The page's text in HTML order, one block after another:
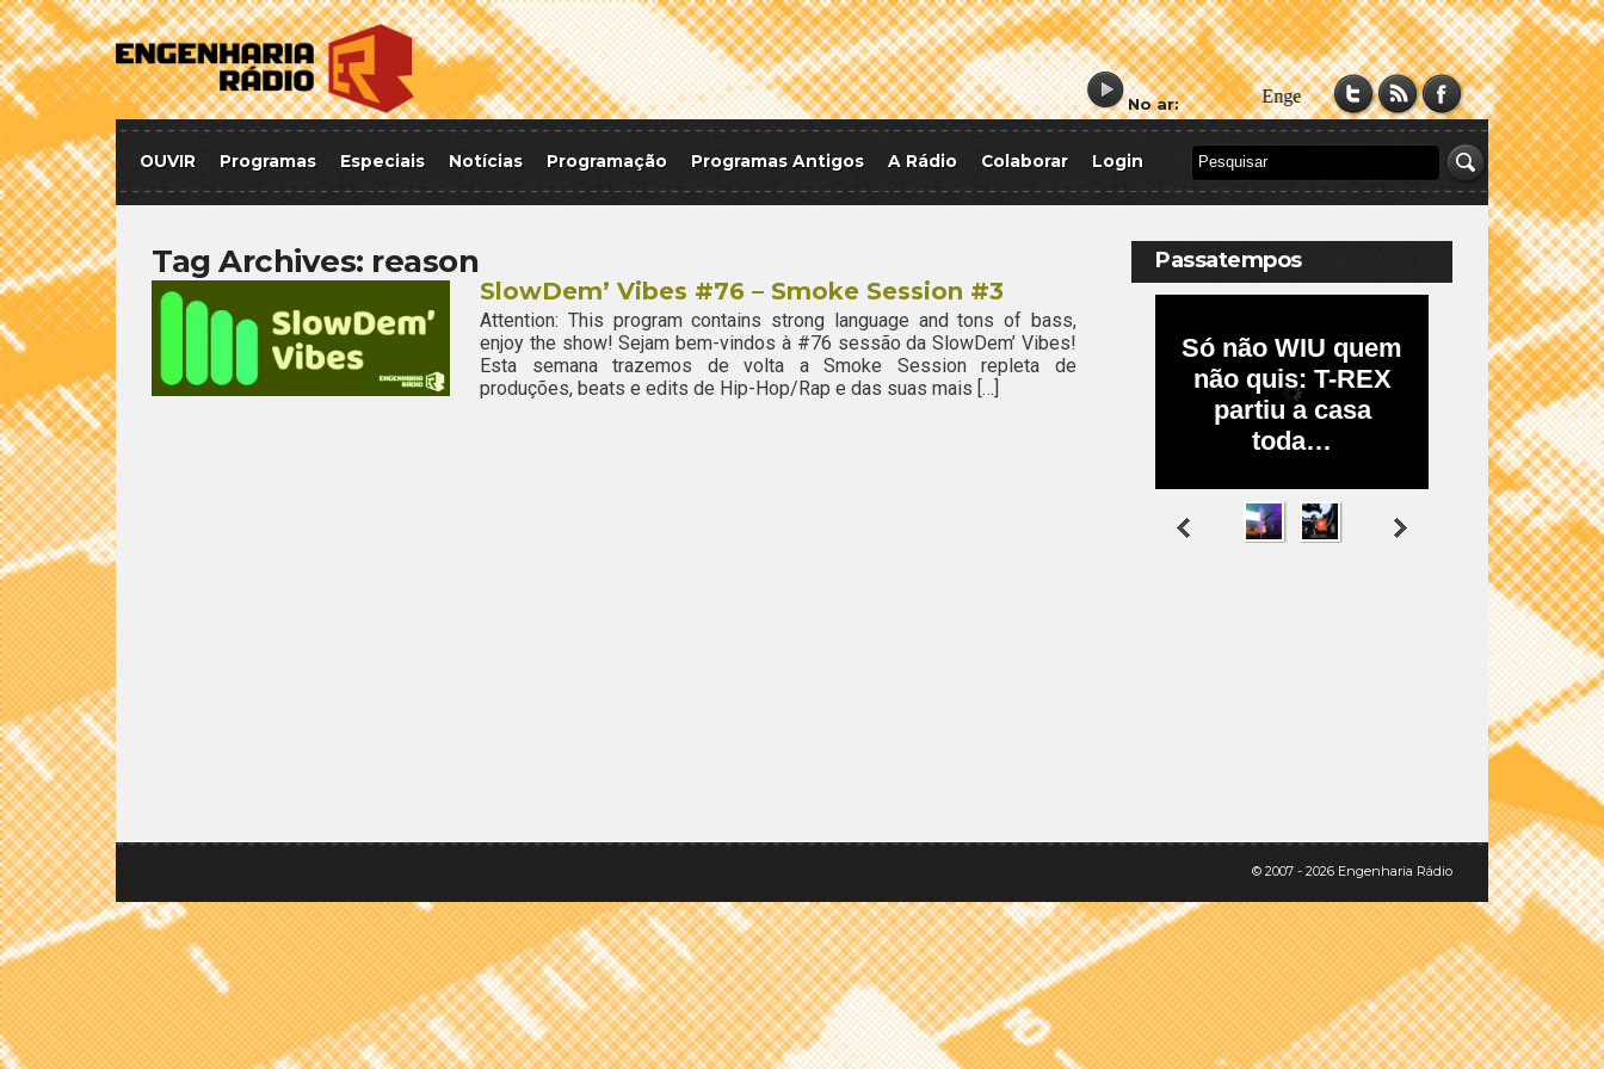
No ar:
OUVIR Programas Especiais Notícias Programação Programas Antigos A Rádio Colaborar Login
Tag Archives: reason
SlowDem’ Vibes #76 – Smoke Session #3
Attention: This program contains strong language and tons of bass,
enjoy the show! Sejam bem-vindos à #76 sessão da SlowDem’ Vibes!
Esta semana trazemos de volta a Smoke Session repleta de
produções, beats e edits de Hip-Hop/Rap e das suas mais […]
Passatempos
© 2007 - 2026 Engenharia Rádio